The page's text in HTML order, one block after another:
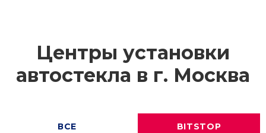
Центры установки
автостекла в г. Москва
ВСЕ BITSTOP